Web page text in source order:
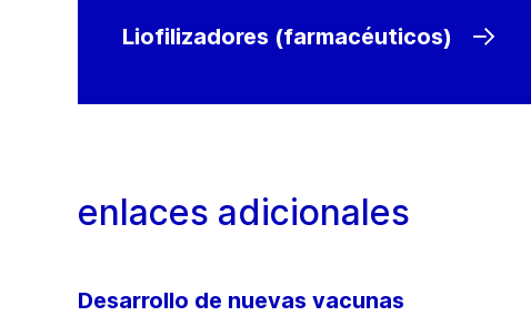
Liofilizadores (farmacéuticos)
enlaces adicionales
Desarrollo de nuevas vacunas